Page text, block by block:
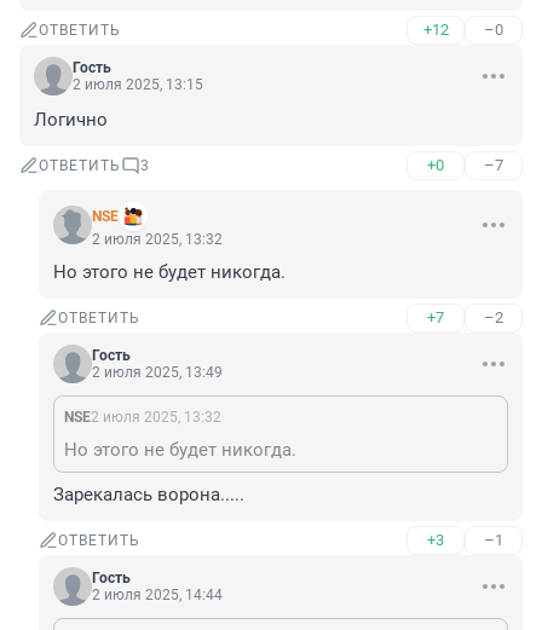
ОТВЕТИТЬ +12 –0
Гость
2 июля 2025, 13:15
Логично
ОТВЕТИТЬ 3 +0 –7
NSE
2 июля 2025, 13:32
Но этого не будет никогда.
ОТВЕТИТЬ +7 –2
Гость
2 июля 2025, 13:49
NSE2 июля 2025, 13:32
Но этого не будет никогда.
Зарекалась ворона.....
ОТВЕТИТЬ +3 –1
Гость
2 июля 2025, 14:44